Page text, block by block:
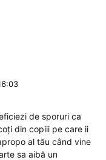
de sporuri ca
din copiii pe care ii
al tău când vine
sa aibă un